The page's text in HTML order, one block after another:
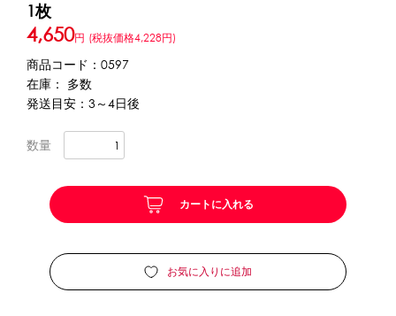
ブロックアイススライサー
カートリッジシェイバー
オプション
フレーバー氷（味つきの氷）
かき氷セット
特定商取引に関する法律に基づく表記
プライバシーポリシー
1枚
4,650円 (税抜価格4,228円)
商品コード：0597
在庫： 多数
発送目安：3～4日後
数量
カートに入れる
お気に入りに追加